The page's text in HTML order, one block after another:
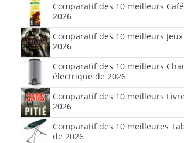
Comparatif des 10 meilleurs
2026
Comparatif des 10 meilleurs
2026
Comparatif des 10 meilleurs
électrique de 2026
Comparatif des 10 meilleurs
2026
Comparatif des 10 meilleures
de 2026